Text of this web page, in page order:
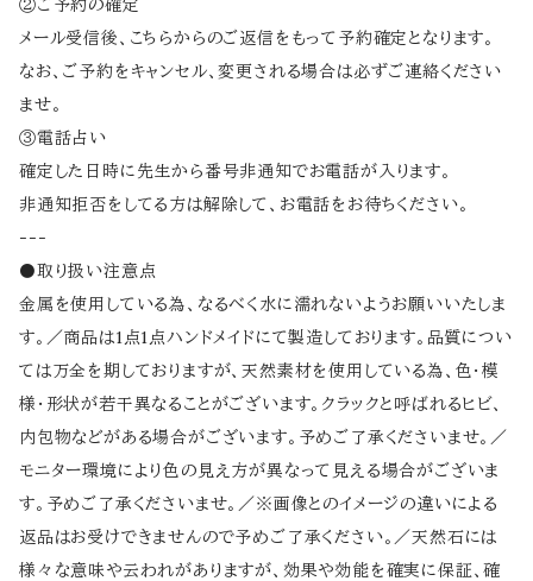
②ご予約の確定
メール受信後、こちらからのご返信をもって予約確定となります。
なお、ご予約をキャンセル、変更される場合は必ずご連絡ください
ませ。
③電話占い
確定した日時に先生から番号非通知でお電話が入ります。
非通知拒否をしてる方は解除して、お電話をお待ちください。
---
⚫取り扱い注意点
金属を使用している為、なるべく水に濡れないようお願いいたしま
す。／商品は1点1点ハンドメイドにて製造しております。品質につい
ては万全を期しておりますが、天然素材を使用している為、色・模
様・形状が若干異なることがございます。クラックと呼ばれるヒビ、
内包物などがある場合がございます。予めご了承くださいませ。／
モニター環境により色の見え方が異なって見える場合がございま
す。予めご了承くださいませ。／※画像とのイメージの違いによる
返品はお受けできませんので予めご了承ください。／天然石には
様々な意味や云われがありますが、効果や効能を確実に保証、確